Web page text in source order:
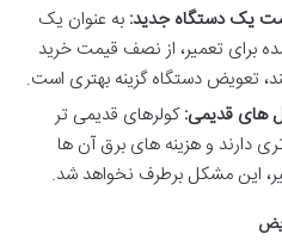
به عنوان یک
شده برای تعمیر، از نصف قیمت خرید
تعویض دستگاه گزینه بهتری است.
های قدیمی:کولرهای قدیمی تر
دارند و هزینه های برق آن ها
این مشکل برطرف نخواهد شد.